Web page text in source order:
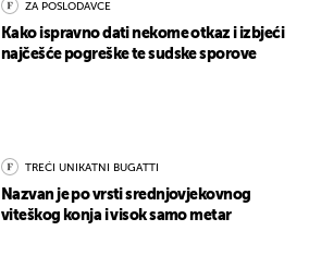
ZA POSLODAVCE
Kako ispravno dati nekome otkaz i izbjeći
najčešće pogreške te sudske sporove
TREĆI UNIKATNI BUGATTI
Nazvan je po vrsti srednjovjekovnog
viteškog konja i visok samo metar